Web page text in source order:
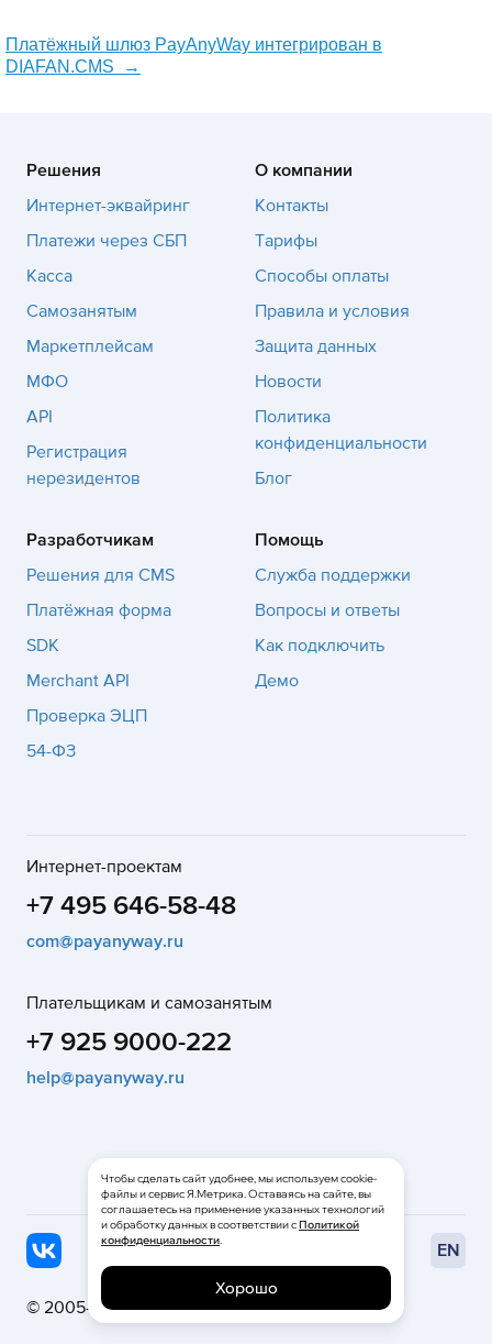
Платёжный шлюз PayAnyWay интегрирован в
DIAFAN.CMS
→
Решения
Интернет-эквайринг
Платежи через СБП
Касса
Самозанятым
Маркетплейсам
МФО
API
Регистрация
нерезидентов
О компании
Контакты
Тарифы
Способы оплаты
Правила и условия
Защита данных
Новости
Политика
конфиденциальности
Блог
Разработчикам
Решения для CMS
Платёжная форма
SDK
Merchant API
Проверка ЭЦП
54-ФЗ
Помощь
Служба поддержки
Вопросы и ответы
Как подключить
Демо
Интернет-проектам
+7 495 646-58-48
com@payanyway.ru
Плательщикам и самозанятым
+7 925 9000-222
help@payanyway.ru
EN
© 2005—2026НКО «МОНЕТА» (ООО)
Чтобы сделать сайт удобнее, мы используем cookie-
файлы и сервис Я.Метрика. Оставаясь на сайте, вы
соглашаетесь на применение указанных технологий
и обработку данных в соответствии сПолитикой
конфиденциальности.
Хорошо